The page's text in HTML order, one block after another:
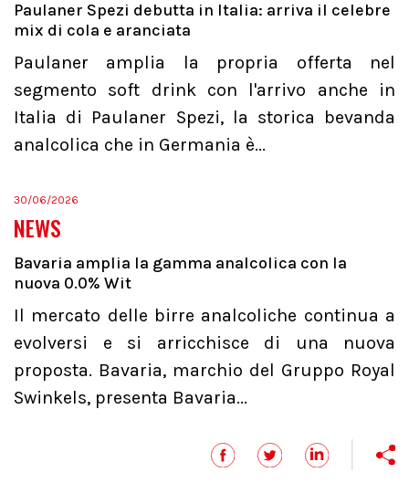
Paulaner Spezi debutta in Italia: arriva il celebre
mix di cola e aranciata
Paulaner amplia la propria offerta nel
segmento soft drink con l'arrivo anche in
Italia di Paulaner Spezi, la storica bevanda
analcolica che in Germania è...
30/06/2026
NEWS
Bavaria amplia la gamma analcolica con la
nuova 0.0% Wit
Il mercato delle birre analcoliche continua a
evolversi e si arricchisce di una nuova
proposta. Bavaria, marchio del Gruppo Royal
Swinkels, presenta Bavaria...